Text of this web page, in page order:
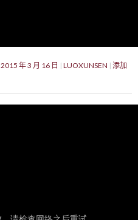
2015 年 3 月 16 日 LUOXUNSEN 添加